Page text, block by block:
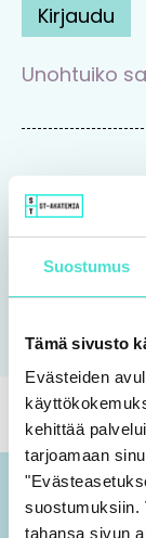
Suostumus
Tämä sivusto
Evästeiden
kehittää
tarjoamaan
suostumuksiin.
tahansa sivun
Kirjaudu
Unohtuiko
Tutustu